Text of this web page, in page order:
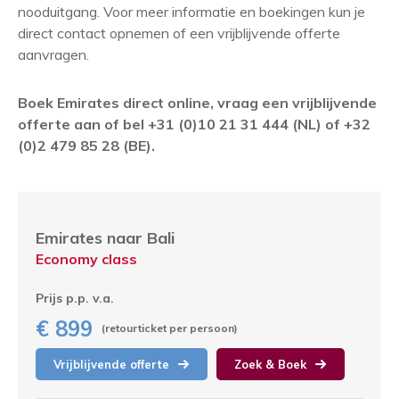
nooduitgang. Voor meer informatie en boekingen kun je
direct contact opnemen of een vrijblijvende offerte
aanvragen.
Boek Emirates direct online, vraag een vrijblijvende
offerte aan of bel +31 (0)10 21 31 444 (NL) of +32
(0)2 479 85 28 (BE).
Emirates naar Bali
Economy class
Prijs p.p. v.a.
€ 899 (retourticket per persoon)
Vrijblijvende offerte Zoek & Boek